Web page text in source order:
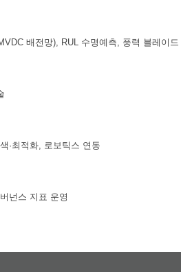
배전망), RUL 수명예측, 풍력 블레이
·최적화, 로보틱스 연동
넌스 지표 운영